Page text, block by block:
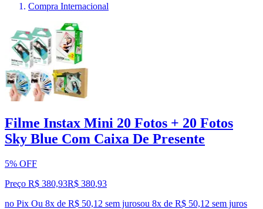
Compra Internacional
Filme Instax Mini 20 Fotos + 20 Fotos
Sky Blue Com Caixa De Presente
5% OFF
Preço R$ 380,93R$ 380,93
no Pix Ou 8x de R$ 50,12 sem jurosou 8x de R$ 50,12 sem juros